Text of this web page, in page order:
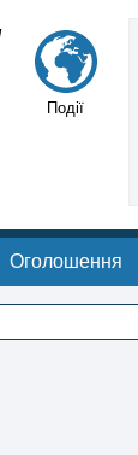
Події
Оголошення